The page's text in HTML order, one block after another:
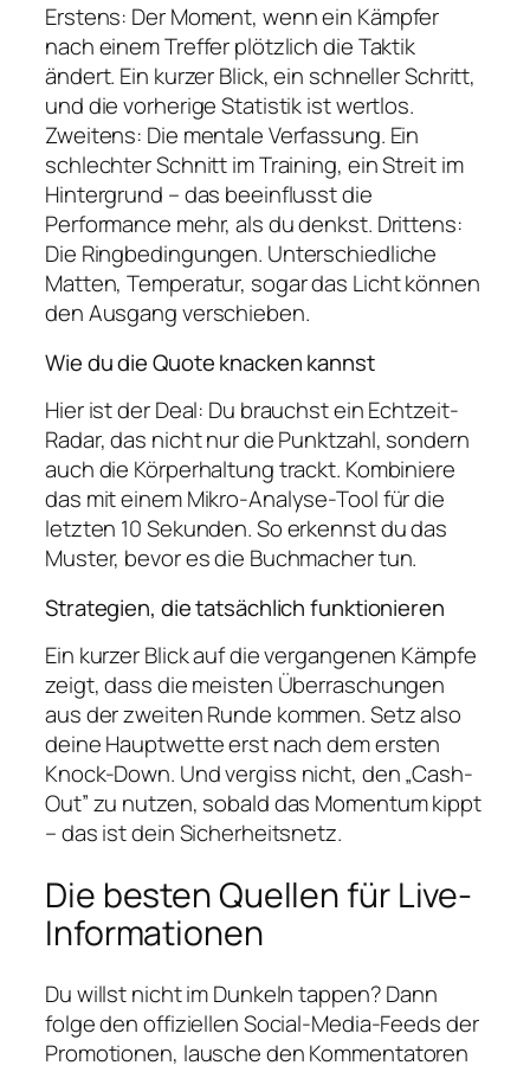
Erstens: Der Moment, wenn ein Kämpfer
nach einem Treffer plötzlich die Taktik
ändert. Ein kurzer Blick, ein schneller Schritt,
und die vorherige Statistik ist wertlos.
Zweitens: Die mentale Verfassung. Ein
schlechter Schnitt im Training, ein Streit im
Hintergrund – das beeinflusst die
Performance mehr, als du denkst. Drittens:
Die Ringbedingungen. Unterschiedliche
Matten, Temperatur, sogar das Licht können
den Ausgang verschieben.
Wie du die Quote knacken kannst
Hier ist der Deal: Du brauchst ein Echtzeit-
Radar, das nicht nur die Punktzahl, sondern
auch die Körperhaltung trackt. Kombiniere
das mit einem Mikro-Analyse-Tool für die
letzten 10 Sekunden. So erkennst du das
Muster, bevor es die Buchmacher tun.
Strategien, die tatsächlich funktionieren
Ein kurzer Blick auf die vergangenen Kämpfe
zeigt, dass die meisten Überraschungen
aus der zweiten Runde kommen. Setz also
deine Hauptwette erst nach dem ersten
Knock-Down. Und vergiss nicht, den „Cash-
Out” zu nutzen, sobald das Momentum kippt
– das ist dein Sicherheitsnetz.
Die besten Quellen für Live-
Informationen
Du willst nicht im Dunkeln tappen? Dann
folge den offiziellen Social-Media-Feeds der
Promotionen, lausche den Kommentatoren